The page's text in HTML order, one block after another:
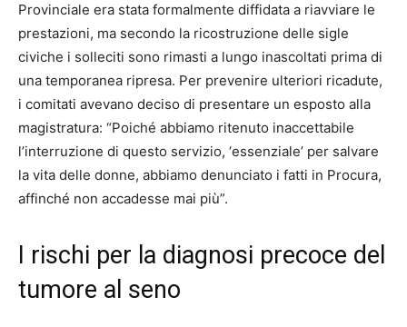
Provinciale era stata formalmente diffidata a riavviare le
prestazioni, ma secondo la ricostruzione delle sigle
civiche i solleciti sono rimasti a lungo inascoltati prima di
una temporanea ripresa. Per prevenire ulteriori ricadute,
i comitati avevano deciso di presentare un esposto alla
magistratura: “Poiché abbiamo ritenuto inaccettabile
l’interruzione di questo servizio, ‘essenziale’ per salvare
la vita delle donne, abbiamo denunciato i fatti in Procura,
affinché non accadesse mai più”.
I rischi per la diagnosi precoce del
tumore al seno